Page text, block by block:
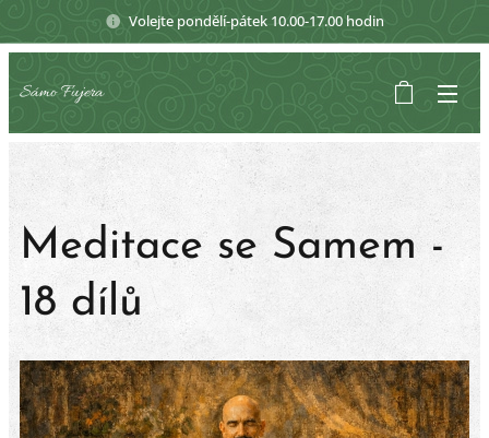
Volejte pondělí-pátek 10.00-17.00 hodin
Sámo Fujera
Meditace se Samem -
18 dílů